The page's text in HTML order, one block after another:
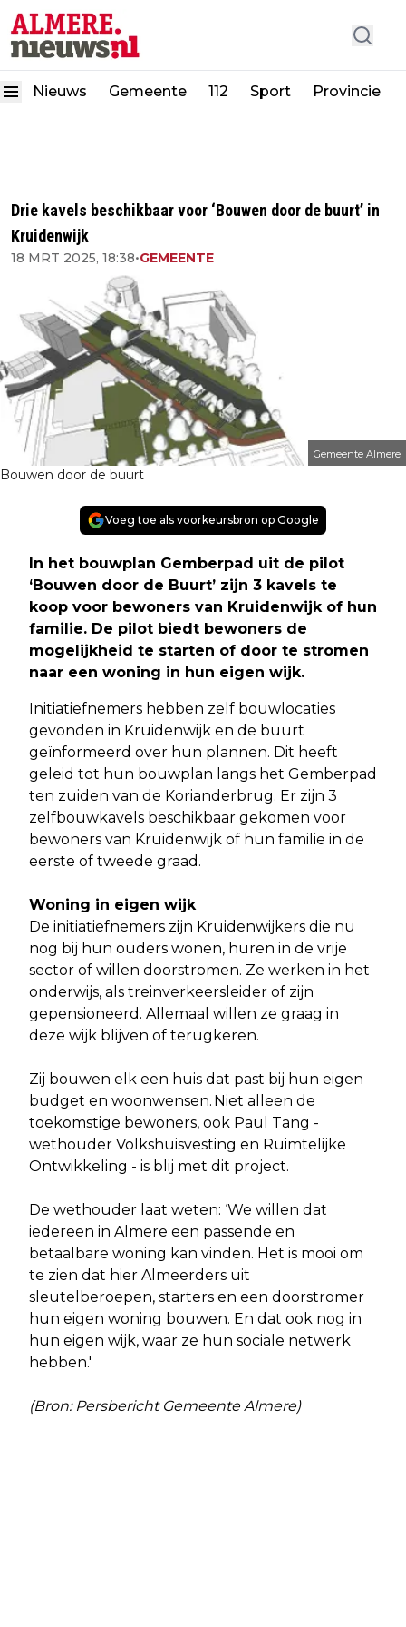
Nieuws Gemeente 112 Sport Provincie
Drie kavels beschikbaar voor ‘Bouwen door de buurt’ in
Kruidenwijk
18 MRT 2025, 18:38•GEMEENTE
Gemeente Almere
Bouwen door de buurt
Voeg toe als voorkeursbron op Google
In het bouwplan Gemberpad uit de pilot
‘Bouwen door de Buurt’ zijn 3 kavels te
koop voor bewoners van Kruidenwijk of hun
familie. De pilot biedt bewoners de
mogelijkheid te starten of door te stromen
naar een woning in hun eigen wijk.
Initiatiefnemers hebben zelf bouwlocaties
gevonden in Kruidenwijk en de buurt
geïnformeerd over hun plannen. Dit heeft
geleid tot hun bouwplan langs het Gemberpad
ten zuiden van de Korianderbrug. Er zijn 3
zelfbouwkavels beschikbaar gekomen voor
bewoners van Kruidenwijk of hun familie in de
eerste of tweede graad.
Woning in eigen wijk
De initiatiefnemers zijn Kruidenwijkers die nu
nog bij hun ouders wonen, huren in de vrije
sector of willen doorstromen. Ze werken in het
onderwijs, als treinverkeersleider of zijn
gepensioneerd. Allemaal willen ze graag in
deze wijk blijven of terugkeren.
Zij bouwen elk een huis dat past bij hun eigen
budget en woonwensen. Niet alleen de
toekomstige bewoners, ook Paul Tang -
wethouder Volkshuisvesting en Ruimtelijke
Ontwikkeling - is blij met dit project.
De wethouder laat weten: ‘We willen dat
iedereen in Almere een passende en
betaalbare woning kan vinden. Het is mooi om
te zien dat hier Almeerders uit
sleutelberoepen, starters en een doorstromer
hun eigen woning bouwen. En dat ook nog in
hun eigen wijk, waar ze hun sociale netwerk
hebben.'
(Bron: Persbericht Gemeente Almere)